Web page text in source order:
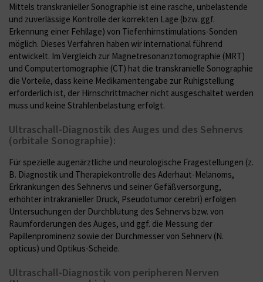
Mittels transkranieller Sonographie ist eine rasche, unbelastende
und zuverlässige Kontrolle der korrekten Lage (bzw. ggf.
Erkennung einer Fehllage) von Tiefenhirnstimulations-Sonden
möglich. Dieses Verfahren haben wir international führend
entwickelt. Im Vergleich zur Magnetresonanztomographie (MRT)
und Computertomographie (CT) hat die transkranielle Sonographie
die Vorteile, dass keine Medikamentengabe zur Ruhigstellung
erforderlich ist, der Hirnschrittmacher nicht ausgeschaltet werden
muss und keine Strahlenbelastung erfolgt.
Ultraschall-Diagnostik des Auges und des Sehnervs
(orbitale Sonographie):
Für spezielle augenärztliche und neurologische Fragestellungen (z.
B. Diagnostik und Therapiekontrolle des Aderhaut-Melanoms,
Erkrankungen des Sehnervs und seiner Gefäßversorgung,
erhöhter intrakranieller Druck, Pseudotumor cerebri) erfolgen
Untersuchungen der Durchblutung des Sehnervs bzw. von
Raumforderungen des Auges, und ggf. die Messung der
Papillenprominenz sowie der Durchmesser von Sehnerv (N.
opticus) und Optikus-Scheide.
Ultraschall-Diagnostik von peripheren Nerven